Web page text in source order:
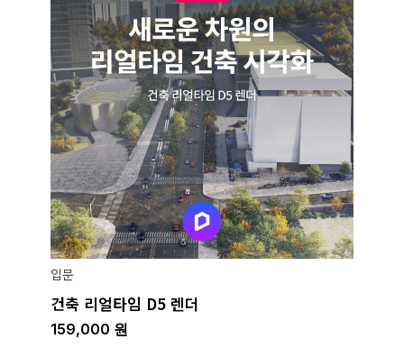
입문
건축 리얼타임 D5 렌더
159,000 원